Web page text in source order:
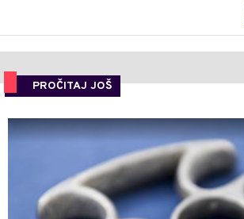
PROČITAJ JOŠ